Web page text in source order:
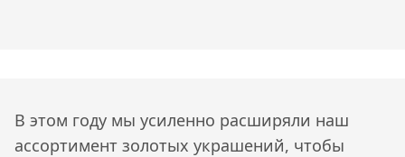
В этом году мы усиленно расширяли наш
ассортимент золотых украшений, чтобы